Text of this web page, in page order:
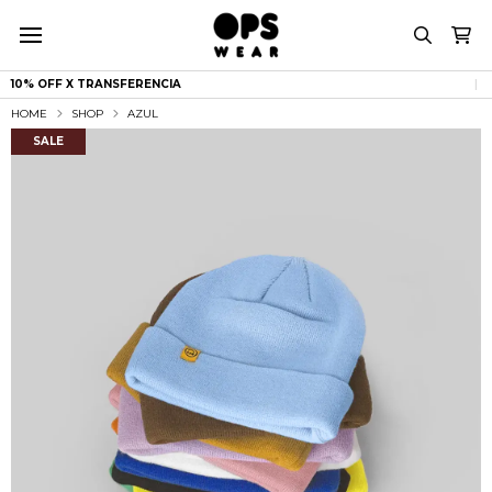
10% OFF X TRANSFERENCIA |
HOME SHOP
AZUL
SALE